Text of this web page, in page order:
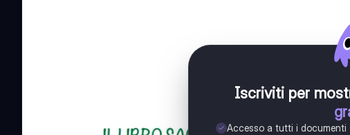
Iscriviti per
Accesso a tutti i documenti